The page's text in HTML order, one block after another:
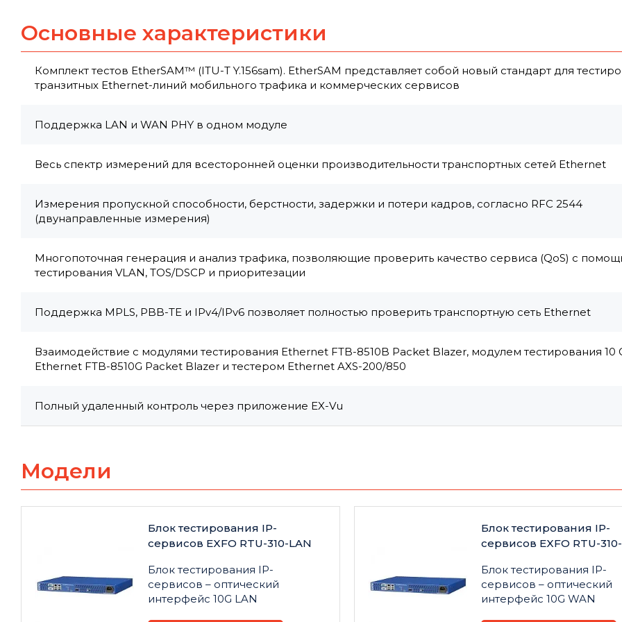
Основные характеристики
Комплект тестов EtherSAM™ (ITU-T Y.156sam). EtherSAM представляет собой новый стандарт для
транзитных Ethernet-линий мобильного трафика и коммерческих сервисов
Поддержка LAN и WAN PHY в одном модуле
Весь спектр измерений для всесторонней оценки производительности транспортных сетей Ethernet
Измерения пропускной способности, берстности, задержки и потери кадров, согласно RFC 2544
(двунаправленные измерения)
Многопоточная генерация и анализ трафика, позволяющие проверить качество сервиса (QoS) с
тестирования VLAN, TOS/DSCP и приоритезации
Поддержка MPLS, PBB-TE и IPv4/IPv6 позволяет полностью проверить транспортную сеть Ethernet
Взаимодействие с модулями тестирования Ethernet FTB-8510B Packet Blazer, модулем тестирования 10
Ethernet FTB-8510G Packet Blazer и тестером Ethernet AXS-200/850
Полный удаленный контроль через приложение EX-Vu
Модели
Блок тестирования IP-
сервисов EXFO RTU-310-LAN
Блок тестирования IP-
сервисов – оптический
интерфейс 10G LAN
Блок тестирования IP-
сервисов EXFO RTU-
Блок тестирования IP-
сервисов – оптический
интерфейс 10G WAN